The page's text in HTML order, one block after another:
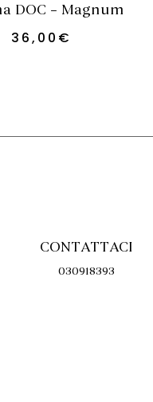
DOC – Magnum
36,00 €
CONTATTACI
030918393